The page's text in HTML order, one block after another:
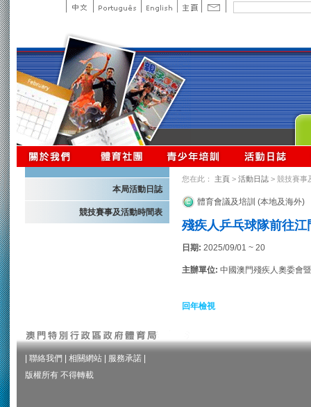
本局活動日誌
競技賽事及活動時間表
您在此： 主頁 > 活動日誌 > 競技賽事
體育會議及培訓 (本地及海外)
殘疾人乒乓球隊前往
日期: 2025/09/01 ~ 20
主辦單位: 中國澳門殘疾人奧委會
回年檢視
聯絡我們 相關網站 服務承諾
版權所有 不得轉載